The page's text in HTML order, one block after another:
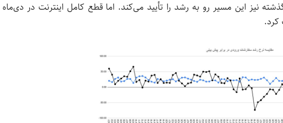
نیز این مسیر رو به رشد را تأیید می‌کند. اما قطع کامل اینترنت در دی‌ماه